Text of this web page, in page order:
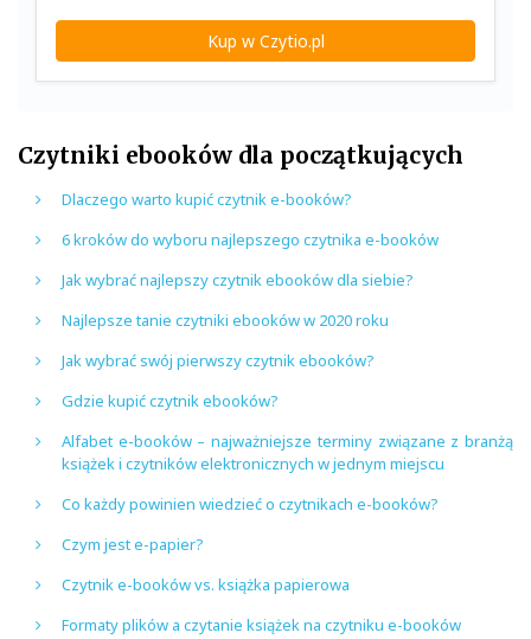
Kup w Czytio.pl
Czytniki ebooków dla początkujących
Dlaczego warto kupić czytnik e-booków?
6 kroków do wyboru najlepszego czytnika e-booków
Jak wybrać najlepszy czytnik ebooków dla siebie?
Najlepsze tanie czytniki ebooków w 2020 roku
Jak wybrać swój pierwszy czytnik ebooków?
Gdzie kupić czytnik ebooków?
Alfabet e-booków – najważniejsze terminy związane z branżą
książek i czytników elektronicznych w jednym miejscu
Co każdy powinien wiedzieć o czytnikach e-booków?
Czym jest e-papier?
Czytnik e-booków vs. książka papierowa
Formaty plików a czytanie książek na czytniku e-booków